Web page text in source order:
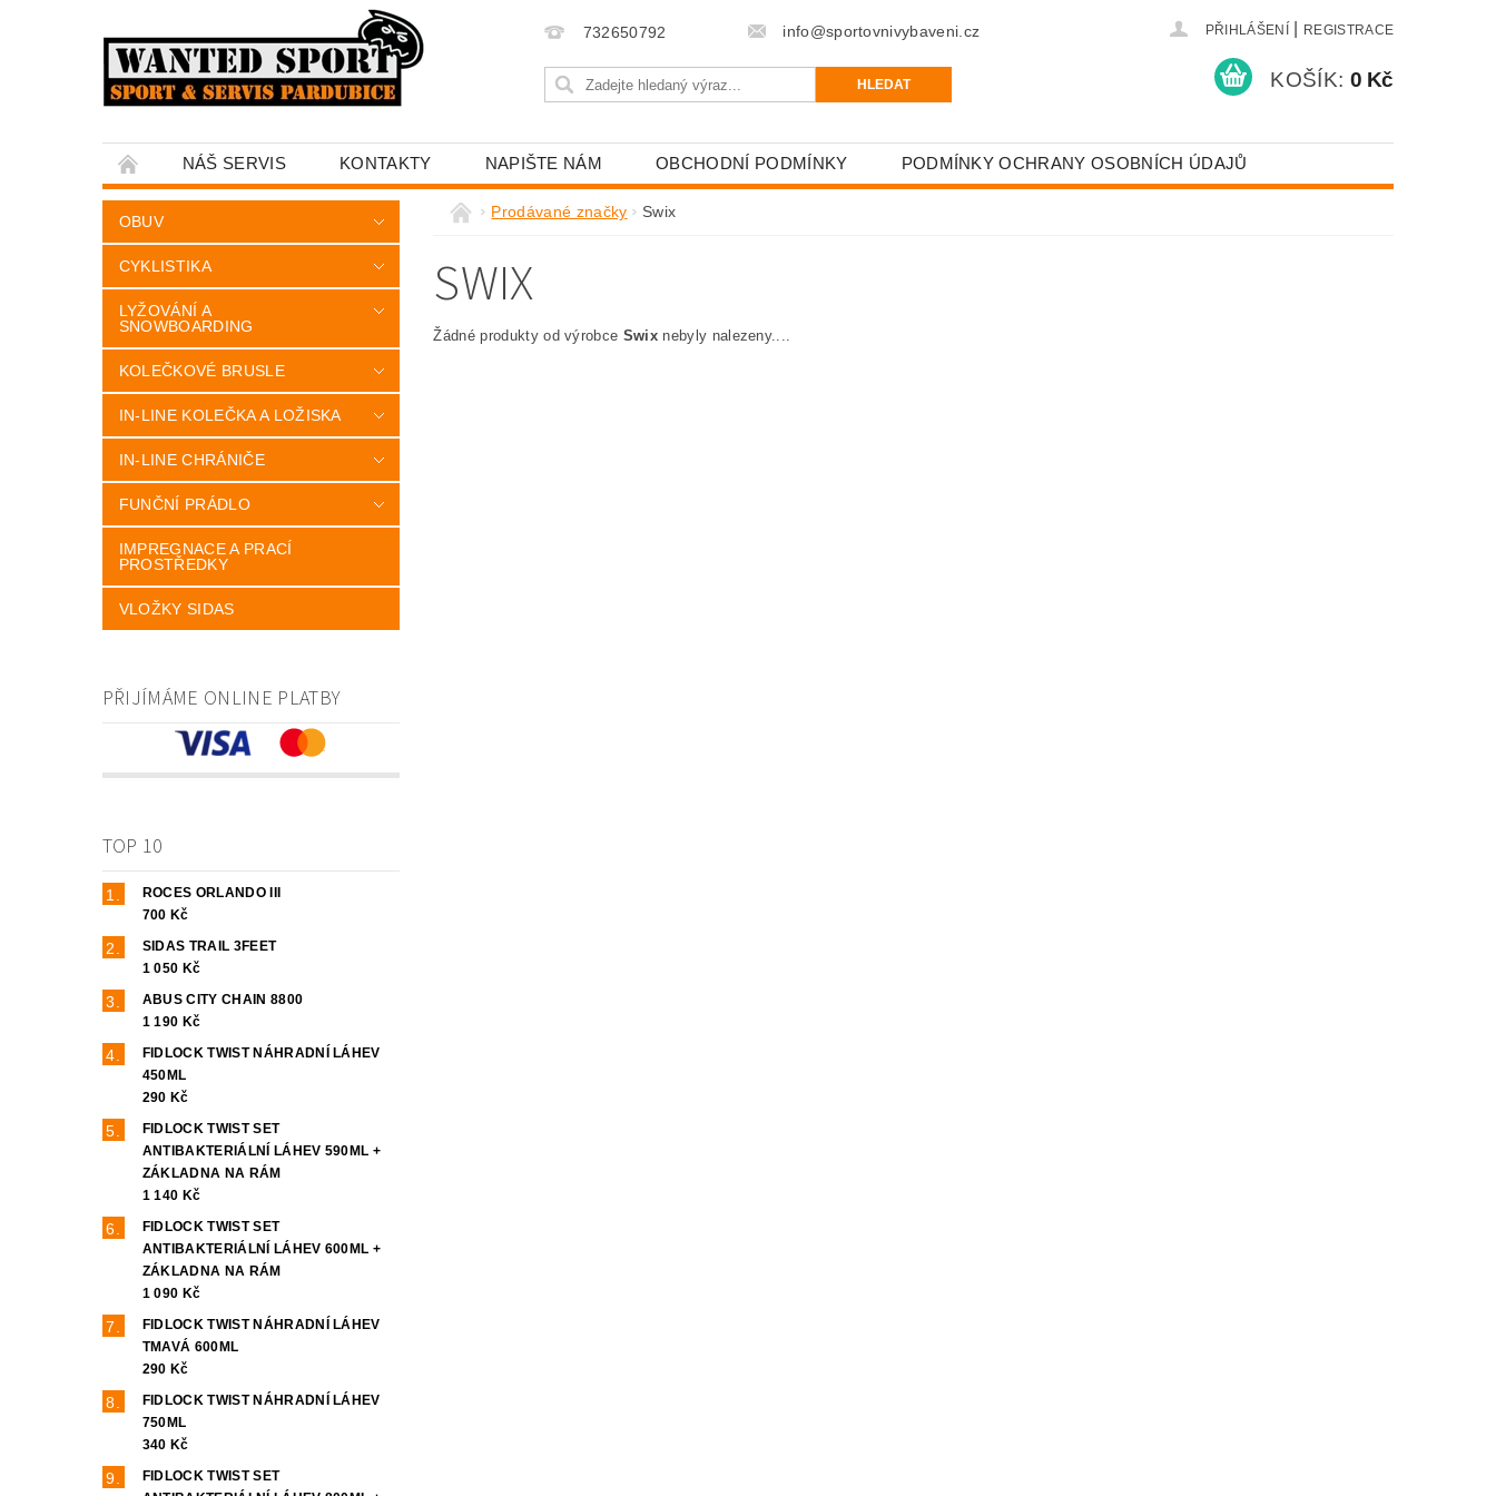
732650792 info@sportovnivybaveni.cz PŘIHLÁŠENÍ REGISTRACE
KOŠÍK: 0 Kč
NÁŠ SERVIS KONTAKTY NAPIŠTE NÁM OBCHODNÍ PODMÍNKY PODMÍNKY OCHRANY OSOBNÍCH ÚDAJŮ
OBUV
CYKLISTIKA
LYŽOVÁNÍ A
SNOWBOARDING
KOLEČKOVÉ BRUSLE
IN-LINE KOLEČKA A LOŽISKA
IN-LINE CHRÁNIČE
FUNČNÍ PRÁDLO
IMPREGNACE A PRACÍ
PROSTŘEDKY
VLOŽKY SIDAS
PŘIJÍMÁME ONLINE PLATBY
TOP 10
ROCES ORLANDO III
700 Kč
SIDAS TRAIL 3FEET
1 050 Kč
ABUS CITY CHAIN 8800
1 190 Kč
FIDLOCK TWIST NÁHRADNÍ LÁHEV
450ML
290 Kč
FIDLOCK TWIST SET
ANTIBAKTERIÁLNÍ LÁHEV 590ML +
ZÁKLADNA NA RÁM
1 140 Kč
FIDLOCK TWIST SET
ANTIBAKTERIÁLNÍ LÁHEV 600ML +
ZÁKLADNA NA RÁM
1 090 Kč
FIDLOCK TWIST NÁHRADNÍ LÁHEV
TMAVÁ 600ML
290 Kč
FIDLOCK TWIST NÁHRADNÍ LÁHEV
750ML
340 Kč
FIDLOCK TWIST SET
Prodávané značky Swix
SWIX
Žádné produkty od výrobce Swix nebyly nalezeny....